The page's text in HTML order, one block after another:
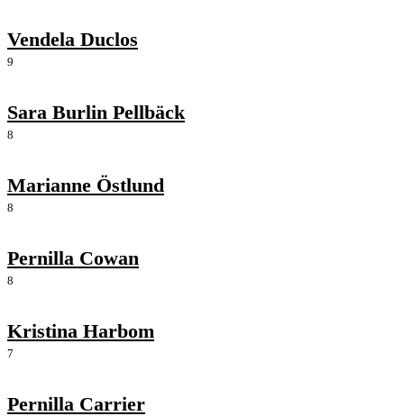
Vendela Duclos
9
Sara Burlin Pellbäck
8
Marianne Östlund
8
Pernilla Cowan
8
Kristina Harbom
7
Pernilla Carrier